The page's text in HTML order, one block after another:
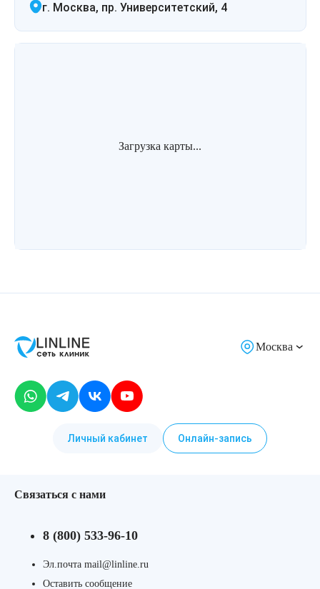
г. Москва, пр. Университетский, 4
Загрузка карты...
Москва
Личный кабинет Онлайн-запись
Связаться с нами
8 (800) 533-96-10
Эл.почта mail@linline.ru
Оставить сообщение